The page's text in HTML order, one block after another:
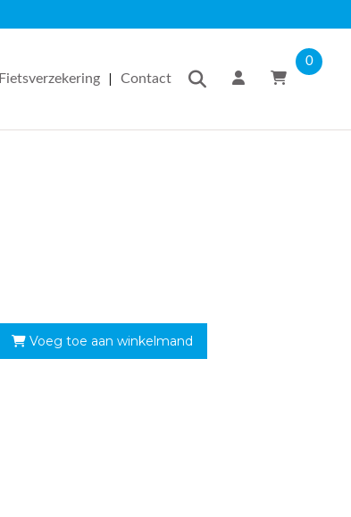
Fietsverzekering | Contact
0
Voeg toe aan winkelmand